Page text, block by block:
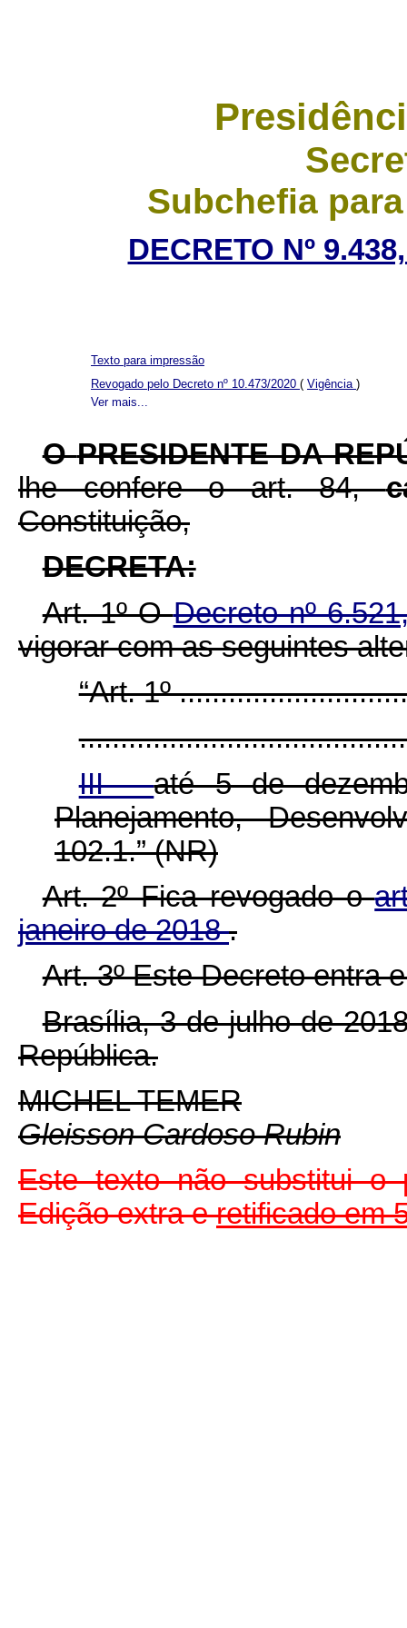
Subchefia
DECRETO Nº
Ver mais...
Texto para impressão
Revogado pelo Decreto nº 10.473/2020 ( Vigência )
OPRESIDENTE DA
lhe confere o art. 84,
Constituição,
DECRETA:
Art. 1º ODecreto nº
vigorar com as seguintes
“Art. 1º
III -até 5 de
Planejamento,
102.1.” (NR)
Art. 2º Fica revogado o
janeiro de 2018.
Art. 3º Este Decreto entra
Brasília, 3 de julho de
República.
MICHEL TEMER
Gleisson Cardoso Rubin
Este texto não substitui o
Edição extra eretificado em